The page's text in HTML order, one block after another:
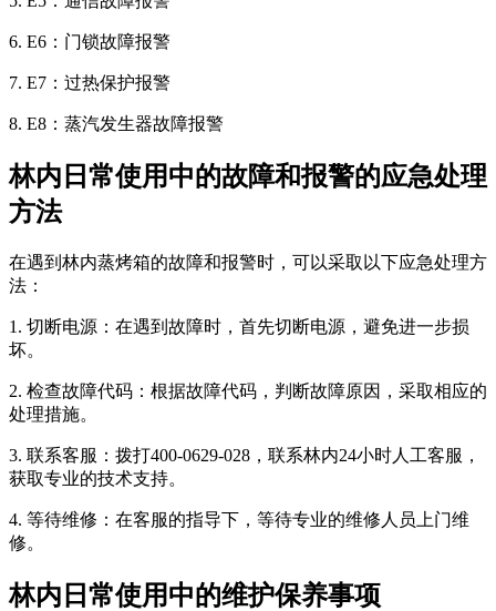
6. E6：门锁故障报警
7. E7：过热保护报警
8. E8：蒸汽发生器故障报警
林内日常使用中的故障和报警的应急处理
方法
在遇到林内蒸烤箱的故障和报警时，可以采取以下应急处理方
法：
1. 切断电源：在遇到故障时，首先切断电源，避免进一步损
坏。
2. 检查故障代码：根据故障代码，判断故障原因，采取相应的
处理措施。
3. 联系客服：拨打400-0629-028，联系林内24小时人工客服，
获取专业的技术支持。
4. 等待维修：在客服的指导下，等待专业的维修人员上门维
修。
林内日常使用中的维护保养事项